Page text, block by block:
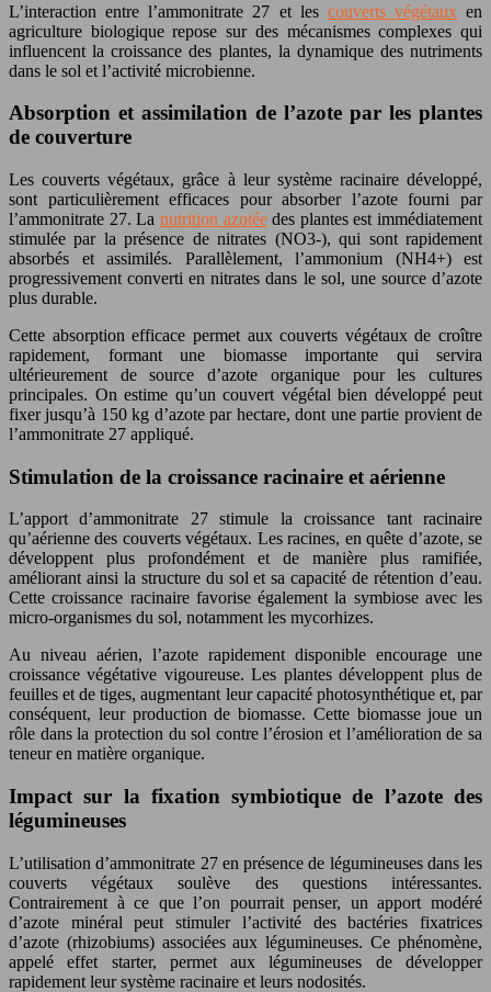
L’interaction entre l’ammonitrate 27 et les couverts végétaux en
agriculture biologique repose sur des mécanismes complexes qui
influencent la croissance des plantes, la dynamique des nutriments
dans le sol et l’activité microbienne.
Absorption et assimilation de l’azote par les plantes
de couverture
Les couverts végétaux, grâce à leur système racinaire développé,
sont particulièrement efficaces pour absorber l’azote fourni par
l’ammonitrate 27. La nutrition azotéedes plantes est immédiatement
stimulée par la présence de nitrates (NO3-), qui sont rapidement
absorbés et assimilés. Parallèlement, l’ammonium (NH4+) est
progressivement converti en nitrates dans le sol, une source d’azote
plus durable.
Cette absorption efficace permet aux couverts végétaux de croître
rapidement, formant une biomasse importante qui servira
ultérieurement de source d’azote organique pour les cultures
principales. On estime qu’un couvert végétal bien développé peut
fixer jusqu’à 150 kg d’azote par hectare, dont une partie provient de
l’ammonitrate 27 appliqué.
Stimulation de la croissance racinaire et aérienne
L’apport d’ammonitrate 27 stimule la croissance tant racinaire
qu’aérienne des couverts végétaux. Les racines, en quête d’azote, se
développent plus profondément et de manière plus ramifiée,
améliorant ainsi la structure du sol et sa capacité de rétention d’eau.
Cette croissance racinaire favorise également la symbiose avec les
micro-organismes du sol, notamment les mycorhizes.
Au niveau aérien, l’azote rapidement disponible encourage une
croissance végétative vigoureuse. Les plantes développent plus de
feuilles et de tiges, augmentant leur capacité photosynthétique et, par
conséquent, leur production de biomasse. Cette biomasse joue un
rôle dans la protection du sol contre l’érosion et l’amélioration de sa
teneur en matière organique.
Impact sur la fixation symbiotique de l’azote des
légumineuses
L’utilisation d’ammonitrate 27 en présence de légumineuses dans les
couverts végétaux soulève des questions intéressantes.
Contrairement à ce que l’on pourrait penser, un apport modéré
d’azote minéral peut stimuler l’activité des bactéries fixatrices
d’azote (rhizobiums) associées aux légumineuses. Ce phénomène,
appelé effet starter, permet aux légumineuses de développer
rapidement leur système racinaire et leurs nodosités.